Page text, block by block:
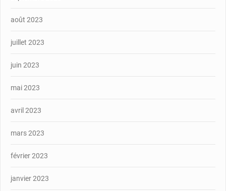
août 2023
juillet 2023
juin 2023
mai 2023
avril 2023
mars 2023
février 2023
janvier 2023